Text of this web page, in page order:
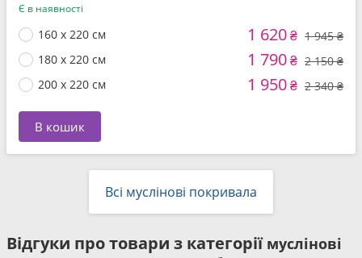
Є в наявності
160 x 220 см 1 620₴ 1 945 ₴
180 x 220 см
1 790₴ 2 150 ₴
200 x 220 см
1 950₴ 2 340 ₴
В кошик
Всі муслінові покривала
Відгуки про товари з категорії муслінові